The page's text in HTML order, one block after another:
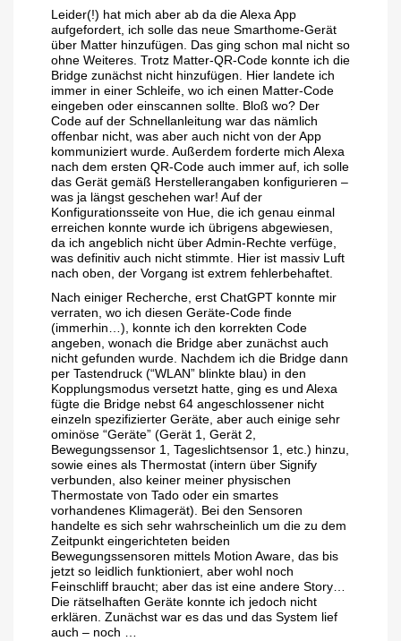
Leider(!) hat mich aber ab da die Alexa App
aufgefordert, ich solle das neue Smarthome-Gerät
über Matter hinzufügen. Das ging schon mal nicht so
ohne Weiteres. Trotz Matter-QR-Code konnte ich die
Bridge zunächst nicht hinzufügen. Hier landete ich
immer in einer Schleife, wo ich einen Matter-Code
eingeben oder einscannen sollte. Bloß wo? Der
Code auf der Schnellanleitung war das nämlich
offenbar nicht, was aber auch nicht von der App
kommuniziert wurde. Außerdem forderte mich Alexa
nach dem ersten QR-Code auch immer auf, ich solle
das Gerät gemäß Herstellerangaben konfigurieren –
was ja längst geschehen war! Auf der
Konfigurationsseite von Hue, die ich genau einmal
erreichen konnte wurde ich übrigens abgewiesen,
da ich angeblich nicht über Admin-Rechte verfüge,
was definitiv auch nicht stimmte. Hier ist massiv Luft
nach oben, der Vorgang ist extrem fehlerbehaftet.
Nach einiger Recherche, erst ChatGPT konnte mir
verraten, wo ich diesen Geräte-Code finde
(immerhin…), konnte ich den korrekten Code
angeben, wonach die Bridge aber zunächst auch
nicht gefunden wurde. Nachdem ich die Bridge dann
per Tastendruck (“WLAN” blinkte blau) in den
Kopplungsmodus versetzt hatte, ging es und Alexa
fügte die Bridge nebst 64 angeschlossener nicht
einzeln spezifizierter Geräte, aber auch einige sehr
ominöse “Geräte” (Gerät 1, Gerät 2,
Bewegungssensor 1, Tageslichtsensor 1, etc.) hinzu,
sowie eines als Thermostat (intern über Signify
verbunden, also keiner meiner physischen
Thermostate von Tado oder ein smartes
vorhandenes Klimagerät). Bei den Sensoren
handelte es sich sehr wahrscheinlich um die zu dem
Zeitpunkt eingerichteten beiden
Bewegungssensoren mittels Motion Aware, das bis
jetzt so leidlich funktioniert, aber wohl noch
Feinschliff braucht; aber das ist eine andere Story…
Die rätselhaften Geräte konnte ich jedoch nicht
erklären. Zunächst war es das und das System lief
auch – noch …